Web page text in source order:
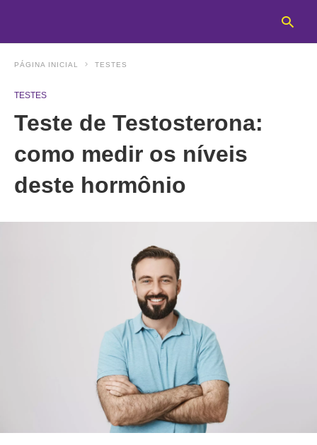
PÁGINA INICIAL TESTES
TESTES
Teste de Testosterona:
como medir os níveis
deste hormônio